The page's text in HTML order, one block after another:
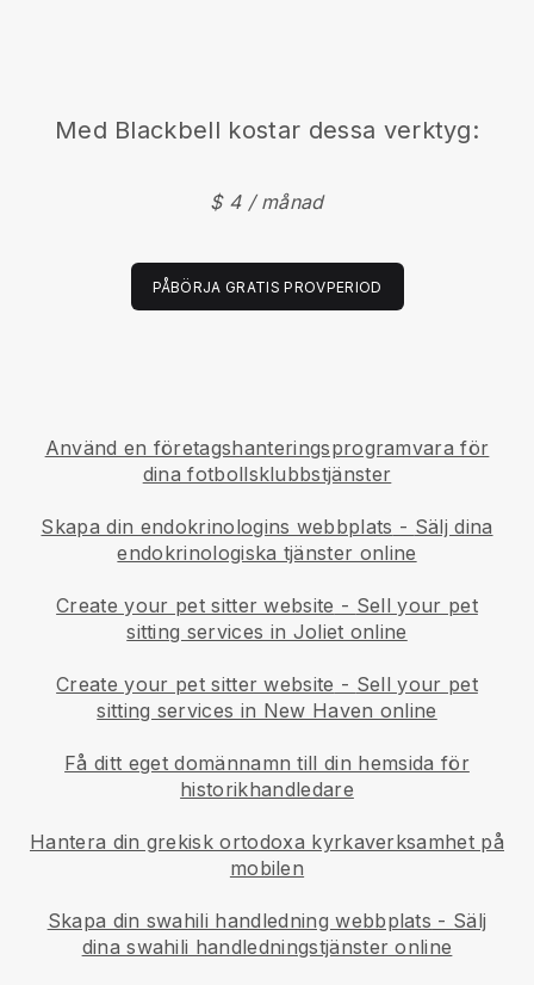
Med Blackbell kostar dessa verktyg:
$ 4 / månad
PÅBÖRJA GRATIS PROVPERIOD
Använd en företagshanteringsprogramvara för
dina fotbollsklubbstjänster
Skapa din endokrinologins webbplats - Sälj dina
endokrinologiska tjänster online
Create your pet sitter website - Sell your pet
sitting services in Joliet online
Create your pet sitter website - Sell your pet
sitting services in New Haven online
Få ditt eget domännamn till din hemsida för
historikhandledare
Hantera din grekisk ortodoxa kyrkaverksamhet på
mobilen
Skapa din swahili handledning webbplats - Sälj
dina swahili handledningstjänster online